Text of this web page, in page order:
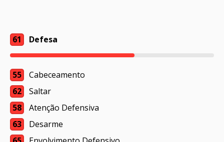
61 Defesa
55
Cabeceamento
62
Saltar
58
Atenção Defensiva
63
Desarme